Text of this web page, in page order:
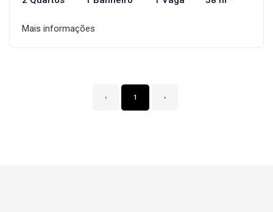
Mais informações
‹ 1 ›